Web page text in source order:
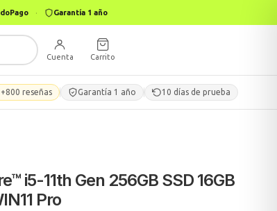
· Garantía 1 año
Cuenta Carrito
+800 reseñas Garantía 1 año 10 días de prueba
i5-11th Gen 256GB SSD 16GB
Pro